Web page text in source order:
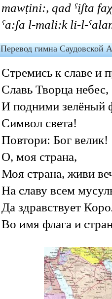
mawṭini:, qad ˁiʃta
ˁa:ʃa l-mali:k li-l-
Перевод гимна Саудовской
Стремись к славе и
Славь Творца небес,
И подними зелёный
Символ света!
Повтори: Бог велик!
О, моя страна,
Моя страна, живи
На славу всем
Да здравствует
Во имя флага и